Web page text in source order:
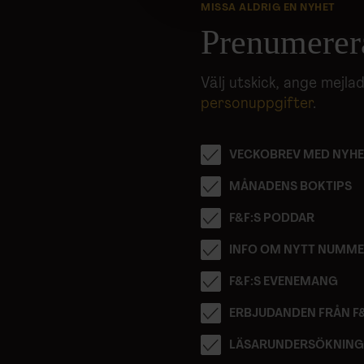
MISSA ALDRIG EN NYHET
Välj utskick, ange
personuppgifter.
VECKOBREV MED
MÅNADENS BOKTIPS
F&F:S PODDAR
INFO OM NYTT
F&F:S EVENEMANG
ERBJUDANDEN FRÅN